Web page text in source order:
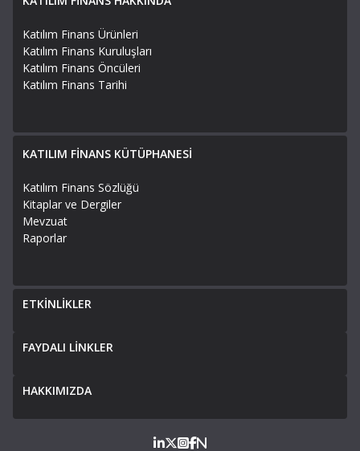
Katılım Finans Ürünleri
Katılım Finans Kuruluşları
Katılım Finans Öncüleri
Katılım Finans Tarihi
KATILIM FİNANS KÜTÜPHANESİ
Katılım Finans Sözlüğü
Kitaplar ve Dergiler
Mevzuat
Raporlar
ETKİNLİKLER
FAYDALI LİNKLER
HAKKIMIZDA